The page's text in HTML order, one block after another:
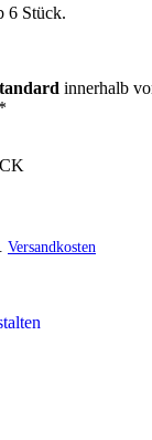
6 Stück.
innerhalb
Versandkosten